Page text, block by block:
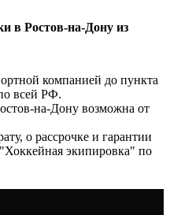
в Ростов-на-Дону из
компанией до пункта
всей РФ.
на-Дону возможна от
о рассрочке и гарантии
экипировка" по